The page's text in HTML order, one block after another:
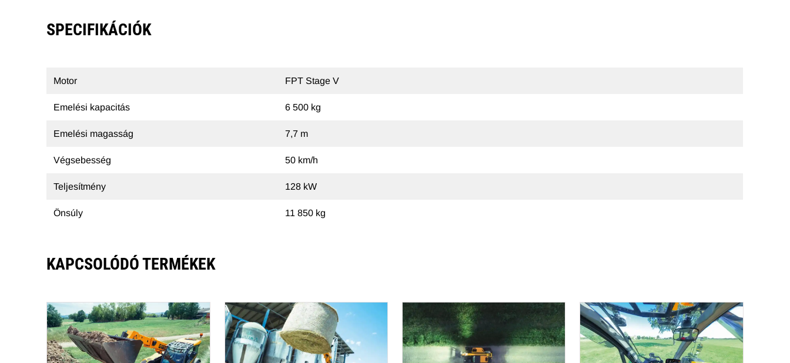
SPECIFIKÁCIÓK
Motor FPT Stage V
Emelési kapacitás 6 500 kg
Emelési magasság 7,7 m
Végsebesség 50 km/h
Teljesítmény 128 kW
Önsúly 11 850 kg
KAPCSOLÓDÓ TERMÉKEK